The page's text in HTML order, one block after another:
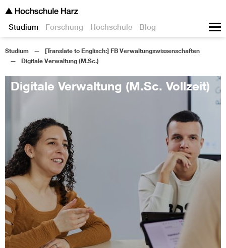
Studium Forschung Hochschule Blog
Studium
[Translate to Englisch:] FB Verwaltungswissenschaften
Digitale Verwaltung (M.Sc.)
Digitale Verwaltung (M.Sc. Vollzeit)